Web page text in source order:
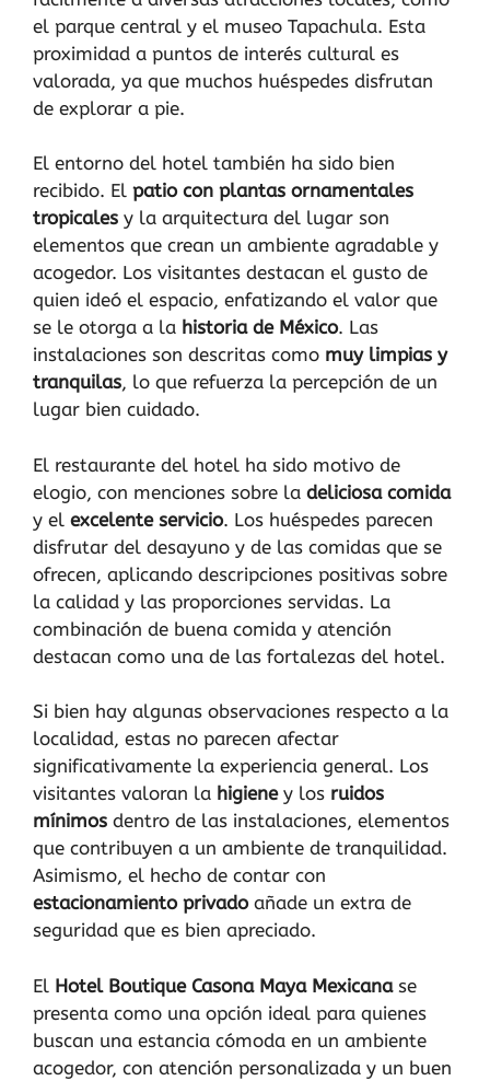
el parque central y el museo Tapachula. Esta
proximidad a puntos de interés cultural es
valorada, ya que muchos huéspedes disfrutan
de explorar a pie.
El entorno del hotel también ha sido bien
recibido. El patio con plantas ornamentales
tropicales y la arquitectura del lugar son
elementos que crean un ambiente agradable y
acogedor. Los visitantes destacan el gusto de
quien ideó el espacio, enfatizando el valor que
se le otorga a la historia de México. Las
instalaciones son descritas como muy limpias y
tranquilas, lo que refuerza la percepción de un
lugar bien cuidado.
El restaurante del hotel ha sido motivo de
elogio, con menciones sobre la deliciosa comida
y el excelente servicio. Los huéspedes parecen
disfrutar del desayuno y de las comidas que se
ofrecen, aplicando descripciones positivas sobre
la calidad y las proporciones servidas. La
combinación de buena comida y atención
destacan como una de las fortalezas del hotel.
Si bien hay algunas observaciones respecto a la
localidad, estas no parecen afectar
significativamente la experiencia general. Los
visitantes valoran la higieney los ruidos
mínimos dentro de las instalaciones, elementos
que contribuyen a un ambiente de tranquilidad.
Asimismo, el hecho de contar con
estacionamiento privadoañade un extra de
seguridad que es bien apreciado.
El Hotel Boutique Casona Maya Mexicanase
presenta como una opción ideal para quienes
buscan una estancia cómoda en un ambiente
acogedor, con atención personalizada y un buen